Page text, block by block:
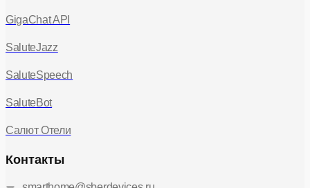
GigaChat API
SaluteJazz
SaluteSpeech
SaluteBot
Салют Отели
Контакты